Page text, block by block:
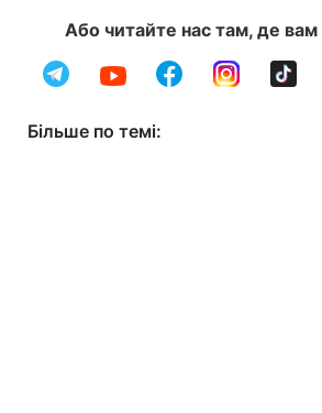
Або читайте нас там, де вам
Більше по темі: